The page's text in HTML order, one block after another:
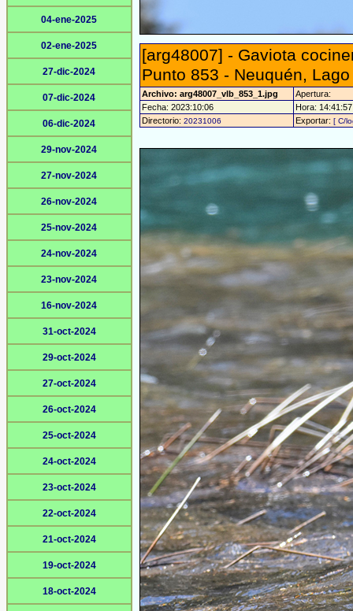
04-ene-2025
02-ene-2025
27-dic-2024
07-dic-2024
06-dic-2024
29-nov-2024
27-nov-2024
26-nov-2024
25-nov-2024
24-nov-2024
23-nov-2024
16-nov-2024
31-oct-2024
29-oct-2024
27-oct-2024
26-oct-2024
25-oct-2024
24-oct-2024
23-oct-2024
22-oct-2024
21-oct-2024
19-oct-2024
18-oct-2024
[arg48007] - Gaviota
Punto 853 - Neuquén,
Archivo: arg48007_vlb_853_1.jpg
Apertura:
Fecha: 2023:10:06
Hora:
Directorio: 20231006 Exportar: [ C/